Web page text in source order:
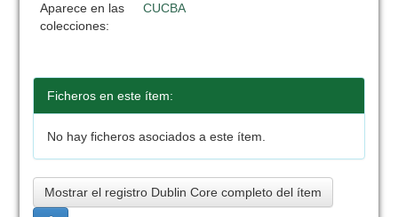
Aparece en las
colecciones:
CUCBA
Ficheros en este ítem:
No hay ficheros asociados a este ítem.
Mostrar el registro Dublin Core completo del ítem